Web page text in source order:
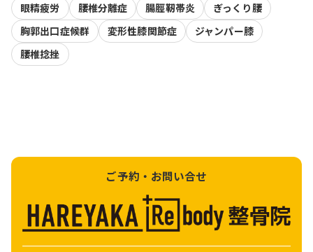
眼精疲労
腰椎分離症 腸脛靭帯炎
ぎっくり腰
胸郭出口症候群
変形性膝関節症
ジャンパー膝
腰椎捻挫
ご予約・お問い合せ